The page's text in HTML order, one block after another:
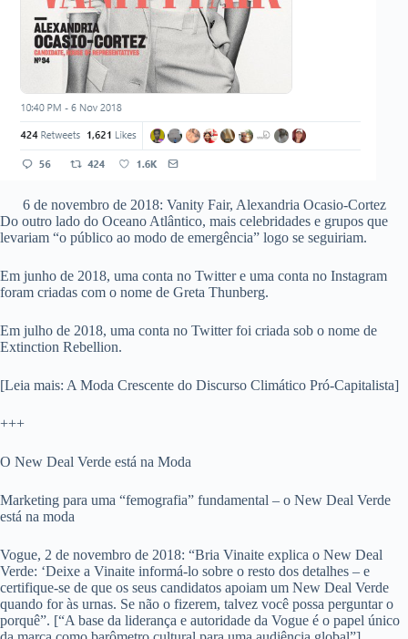
6 de novembro de 2018: Vanity Fair, Alexandria Ocasio-Cortez
Do outro lado do Oceano Atlântico, mais celebridades e grupos que
levariam “o público ao modo de emergência” logo se seguiriam.
Em junho de 2018, uma conta no Twitter e uma conta no Instagram
foram criadas com o nome de Greta Thunberg.
Em julho de 2018, uma conta no Twitter foi criada sob o nome de
Extinction Rebellion.
[Leia mais: A Moda Crescente do Discurso Climático Pró-Capitalista]
+++
O New Deal Verde está na Moda
Marketing para uma “femografia” fundamental – o New Deal Verde
está na moda
Vogue, 2 de novembro de 2018: “Bria Vinaite explica o New Deal
Verde: ‘Deixe a Vinaite informá-lo sobre o resto dos detalhes – e
certifique-se de que os seus candidatos apoiam um New Deal Verde
quando for às urnas. Se não o fizerem, talvez você possa perguntar o
porquê”. [“A base da liderança e autoridade da Vogue é o papel único